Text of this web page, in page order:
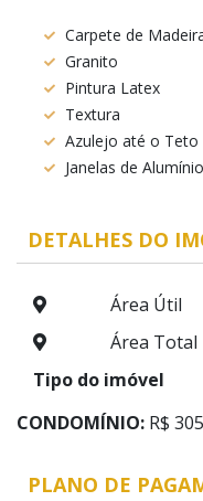
Carpete de
Granito
Pintura Latex
Textura
Azulejo até o Teto
Janelas de Alumínio
DETALHES DO
Área Útil
Área Total
Tipo do imóvel
CONDOMÍNIO: R$
PLANO DE